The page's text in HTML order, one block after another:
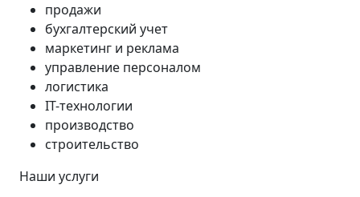
продажи
бухгалтерский учет
маркетинг и реклама
управление персоналом
логистика
IТ-технологии
производство
строительство
Наши услуги